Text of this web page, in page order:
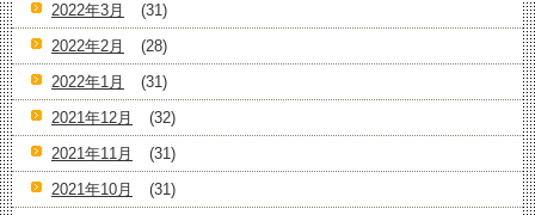
2022年3月
(31)
2022年2月
(28)
2022年1月
(31)
2021年12月
(32)
2021年11月
(31)
2021年10月
(31)